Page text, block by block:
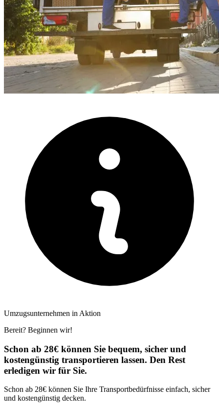
Umzugsunternehmen in Aktion
Bereit? Beginnen wir!
Schon ab 28€ können Sie bequem, sicher und
kostengünstig transportieren lassen. Den Rest
erledigen wir für Sie.
Schon ab 28€ können Sie Ihre Transportbedürfnisse einfach, sicher
und kostengünstig decken.